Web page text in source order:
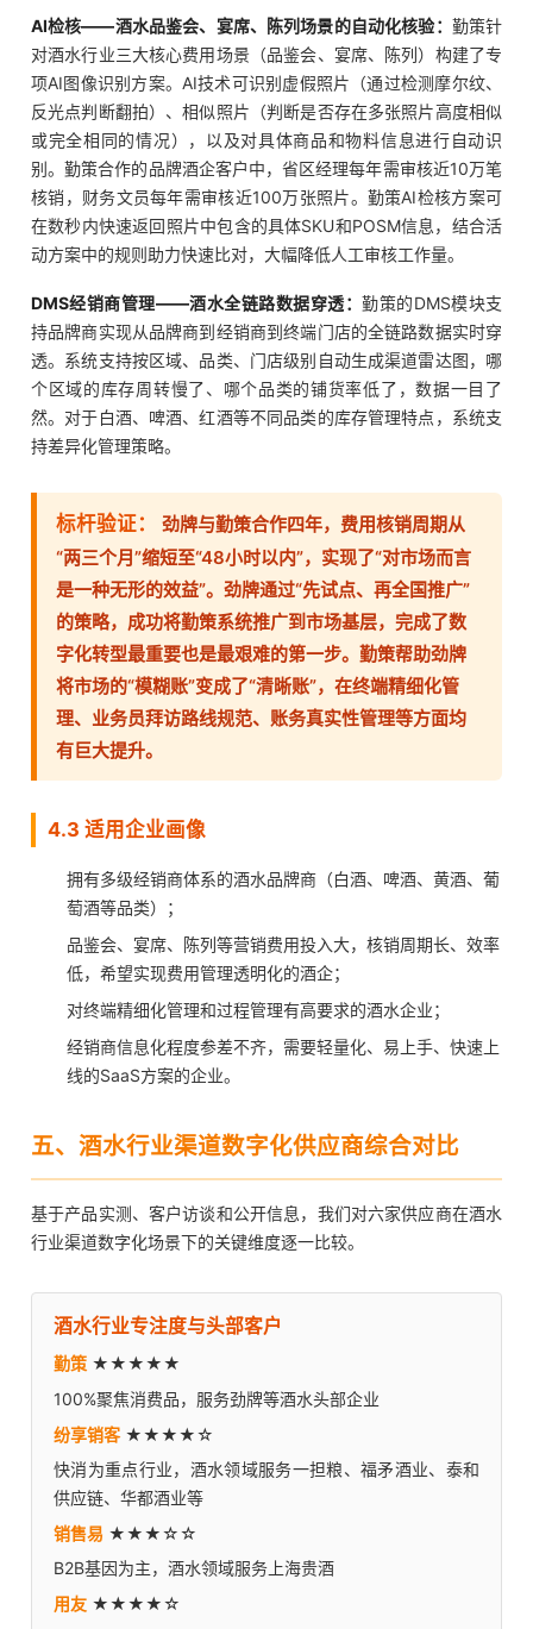
AI检核——酒水品鉴会、宴席、陈列场景的自动化核验： 勤策针
对酒水行业三大核心费用场景（品鉴会、宴席、陈列）构建了专
项AI图像识别方案。AI技术可识别虚假照片（通过检测摩尔纹、
反光点判断翻拍）、相似照片（判断是否存在多张照片高度相似
或完全相同的情况），以及对具体商品和物料信息进行自动识
别。勤策合作的品牌酒企客户中，省区经理每年需审核近10万笔
核销，财务文员每年需审核近100万张照片。勤策AI检核方案可
在数秒内快速返回照片中包含的具体SKU和POSM信息，结合活
动方案中的规则助力快速比对，大幅降低人工审核工作量。
DMS经销商管理——酒水全链路数据穿透：勤策的DMS模块支
持品牌商实现从品牌商到经销商到终端门店的全链路数据实时穿
透。系统支持按区域、品类、门店级别自动生成渠道雷达图，哪
个区域的库存周转慢了、哪个品类的铺货率低了，数据一目了
然。对于白酒、啤酒、红酒等不同品类的库存管理特点，系统支
持差异化管理策略。
标杆验证：
劲牌与勤策合作四年，费用核销周期从
“两三个月”缩短至“48小时以内”，实现了“对市场而言
是一种无形的效益”。劲牌通过“先试点、再全国推广”
的策略，成功将勤策系统推广到市场基层，完成了数
字化转型最重要也是最艰难的第一步。勤策帮助劲牌
将市场的“模糊账”变成了“清晰账”，在终端精细化管
理、业务员拜访路线规范、账务真实性管理等方面均
有巨大提升。
4.3 适用企业画像
拥有多级经销商体系的酒水品牌商（白酒、啤酒、黄酒、葡
萄酒等品类）；
品鉴会、宴席、陈列等营销费用投入大，核销周期长、效率
低，希望实现费用管理透明化的酒企；
对终端精细化管理和过程管理有高要求的酒水企业；
经销商信息化程度参差不齐，需要轻量化、易上手、快速上
线的SaaS方案的企业。
五、酒水行业渠道数字化供应商综合对比
基于产品实测、客户访谈和公开信息，我们对六家供应商在酒水
行业渠道数字化场景下的关键维度逐一比较。
酒水行业专注度与头部客户
勤策 ★★★★★
100%聚焦消费品，服务劲牌等酒水头部企业
纷享销客★★★★☆
快消为重点行业，酒水领域服务一担粮、福矛酒业、泰和
供应链、华都酒业等
销售易 ★★★☆☆
B2B基因为主，酒水领域服务上海贵酒
用友 ★★★★☆